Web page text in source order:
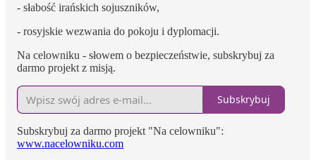
- słabość irańskich sojuszników,
- rosyjskie wezwania do pokoju i dyplomacji.
Na celowniku - słowem o bezpieczeństwie, subskrybuj za
darmo projekt z misją.
Subskrybuj
Subskrybuj za darmo projekt "Na celowniku":
www.nacelowniku.com